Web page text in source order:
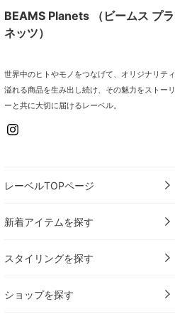
BEAMS Planets （ビームス プラ
ネッツ）
世界中のヒトやモノをつなげて、オリジナリティ
溢れる商品を生み出し続け、その魅力をストーリ
ーと共に大切に届けるレーベル。
レーベルTOPページ
新着アイテムを探す
スタイリングを探す
ショップを探す